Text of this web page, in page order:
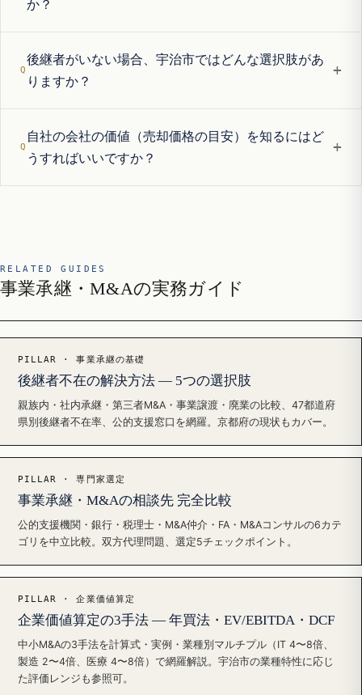
か？
後継者がいない場合、宇治市ではどんな選択肢があ
りますか？
+
自社の会社の価値（売却価格の目安）を知るにはど
うすればいいですか？
+
RELATED GUIDES
事業承継・M&Aの実務ガイド
PILLAR · 事業承継の基礎
後継者不在の解決方法 — 5つの選択肢
親族内・社内承継・第三者M&A・事業譲渡・廃業の比較、47都道府
県別後継者不在率、公的支援窓口を網羅。京都府の現状もカバー。
PILLAR · 専門家選定
事業承継・M&Aの相談先 完全比較
公的支援機関・銀行・税理士・M&A仲介・FA・M&Aコンサルの6カテ
ゴリを中立比較。双方代理問題、選定5チェックポイント。
PILLAR · 企業価値算定
企業価値算定の3手法 — 年買法・EV/EBITDA・DCF
中小M&Aの3手法を計算式・実例・業種別マルチプル（IT 4〜8倍、
製造 2〜4倍、医療 4〜8倍）で網羅解説。宇治市の業種特性に応じ
た評価レンジも参照可。